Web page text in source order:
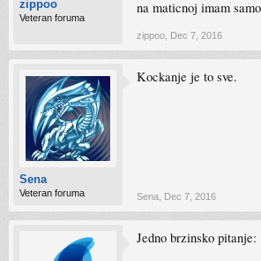
zippoo
Veteran foruma
na maticnoj imam
zippoo Dec 7, 2016
Sena
Veteran foruma
Kockanje je to sve.
Sena Dec 7, 2016
Jedno brzinsko pitanje: